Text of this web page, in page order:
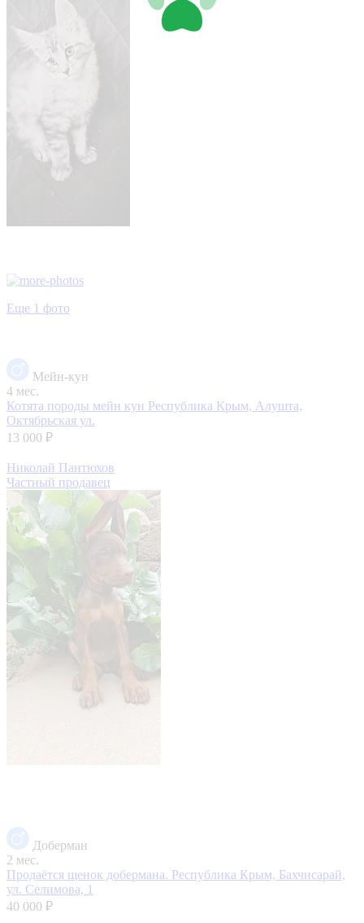
Еще 1 фото
Мейн-кун
4 мес.
Котята породы мейн кун Республика Крым, Алушта,
Октябрьская ул.
13 000 ₽
Николай Пантюхов
Частный продавец
Доберман
2 мес.
Продаётся щенок добермана. Республика Крым, Бахчисарай,
ул. Селимова, 1
40 000 ₽